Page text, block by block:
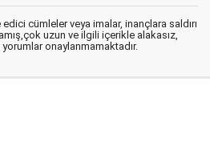
cümleler veya imalar, inançlara saldırı
uzun ve ilgili içerikle alakasız,
onaylanmamaktadır.